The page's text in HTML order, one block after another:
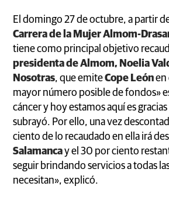
El domingo 27 de octubre, a partir
Carrera de la Mujer Almom-
tiene como principal objetivo
presidenta de Almom, Noelia
Nosotras, que emiteCope Leónen
mayor número posible de fondos»
cáncer y hoy estamos aquí es
subrayó. Por ello, una vez
ciento de lo recaudado en ella irá
Salamancay el 30 por ciento
seguir brindando servicios a todas
necesitan», explicó.